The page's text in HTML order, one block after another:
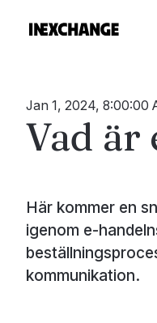
Jan 1, 2024, 8:00:00
Vad är
Här kommer en
igenom e-
kommunikation.